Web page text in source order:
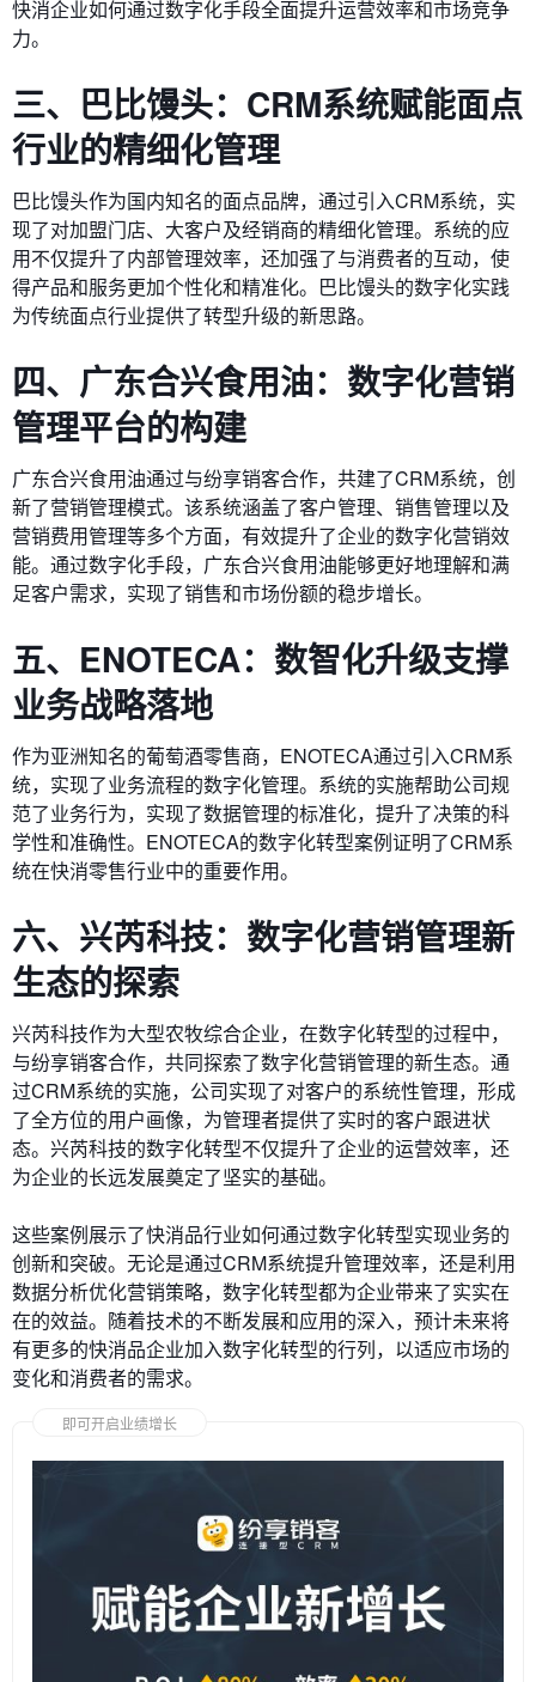
快消企业如何通过数字化手段全面提升运营效率和市场竞争
力。
三、巴比馒头：CRM系统赋能面点
行业的精细化管理
巴比馒头作为国内知名的面点品牌，通过引入CRM系统，实
现了对加盟门店、大客户及经销商的精细化管理。系统的应
用不仅提升了内部管理效率，还加强了与消费者的互动，使
得产品和服务更加个性化和精准化。巴比馒头的数字化实践
为传统面点行业提供了转型升级的新思路。
四、广东合兴食用油：数字化营销
管理平台的构建
广东合兴食用油通过与纷享销客合作，共建了CRM系统，创
新了营销管理模式。该系统涵盖了客户管理、销售管理以及
营销费用管理等多个方面，有效提升了企业的数字化营销效
能。通过数字化手段，广东合兴食用油能够更好地理解和满
足客户需求，实现了销售和市场份额的稳步增长。
五、ENOTECA：数智化升级支撑
业务战略落地
作为亚洲知名的葡萄酒零售商，ENOTECA通过引入CRM系
统，实现了业务流程的数字化管理。系统的实施帮助公司规
范了业务行为，实现了数据管理的标准化，提升了决策的科
学性和准确性。ENOTECA的数字化转型案例证明了CRM系
统在快消零售行业中的重要作用。
六、兴芮科技：数字化营销管理新
生态的探索
兴芮科技作为大型农牧综合企业，在数字化转型的过程中，
与纷享销客合作，共同探索了数字化营销管理的新生态。通
过CRM系统的实施，公司实现了对客户的系统性管理，形成
了全方位的用户画像，为管理者提供了实时的客户跟进状
态。兴芮科技的数字化转型不仅提升了企业的运营效率，还
为企业的长远发展奠定了坚实的基础。
这些案例展示了快消品行业如何通过数字化转型实现业务的
创新和突破。无论是通过CRM系统提升管理效率，还是利用
数据分析优化营销策略，数字化转型都为企业带来了实实在
在的效益。随着技术的不断发展和应用的深入，预计未来将
有更多的快消品企业加入数字化转型的行列，以适应市场的
变化和消费者的需求。
即可开启业绩增长